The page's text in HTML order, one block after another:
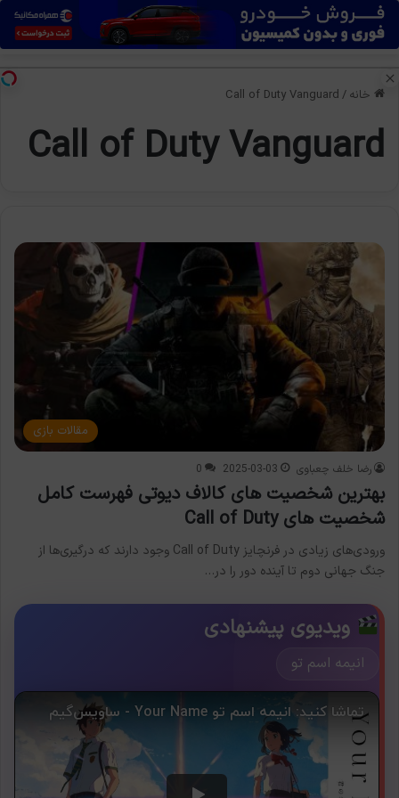
منو
خانه /
Call of Duty Vanguard
Call of Duty Vanguard
مقالات بازی
رضا خلف چعباوی 2025-03-03
0
بهترین شخصیت های کالاف دیوتی فهرست کامل
شخصیت های Call of Duty
ورودی‌های زیادی در فرنچایز Call of Duty وجود دارند که درگیری‌ها از
جنگ جهانی دوم تا آینده دور را در…
ویدیوی پیشنهادی
انیمه اسم تو